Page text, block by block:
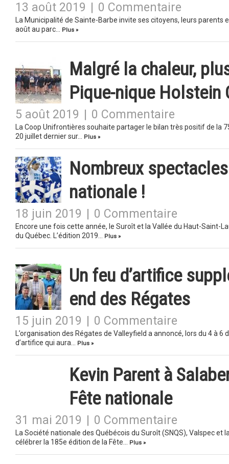
13 août 2019 0 Commentaire
La Municipalité de Sainte-Barbe invite ses citoyens, leurs
août au parc…
Plus »
Malgré la chaleur,
Pique-nique Holstein
5 août 2019 0 Commentaire
La Coop Unifrontières souhaite partager le bilan très positif de la
20 juillet dernier sur…
Plus »
Nombreux
nationale !
18 juin 2019 0 Commentaire
Encore une fois cette année, le Suroît et la Vallée du Haut-Saint-
du Québec. L’édition 2019…
Plus »
Un feu d’artifice
end des Régates
15 juin 2019 0 Commentaire
L’organisation des Régates de Valleyfield a annoncé, lors du 4 à
d’artifice qui aura…
Plus »
Kevin Parent à
Fête nationale
31 mai 2019 0 Commentaire
La Société nationale des Québécois du Suroît (SNQS), Valspec
célébrer la 185e édition de la Fête…
Plus »